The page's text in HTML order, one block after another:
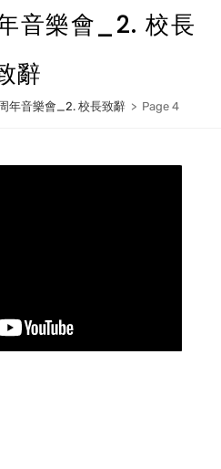
音樂會_2. 校長
辭
年音樂會_2. 校長致辭 > Page 4